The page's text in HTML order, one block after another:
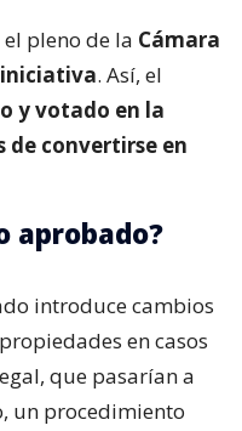
pleno de la Cámara
. Así, el
y votado en la
de convertirse en
aprobado?
introduce cambios
en casos
que pasarían a
un procedimiento